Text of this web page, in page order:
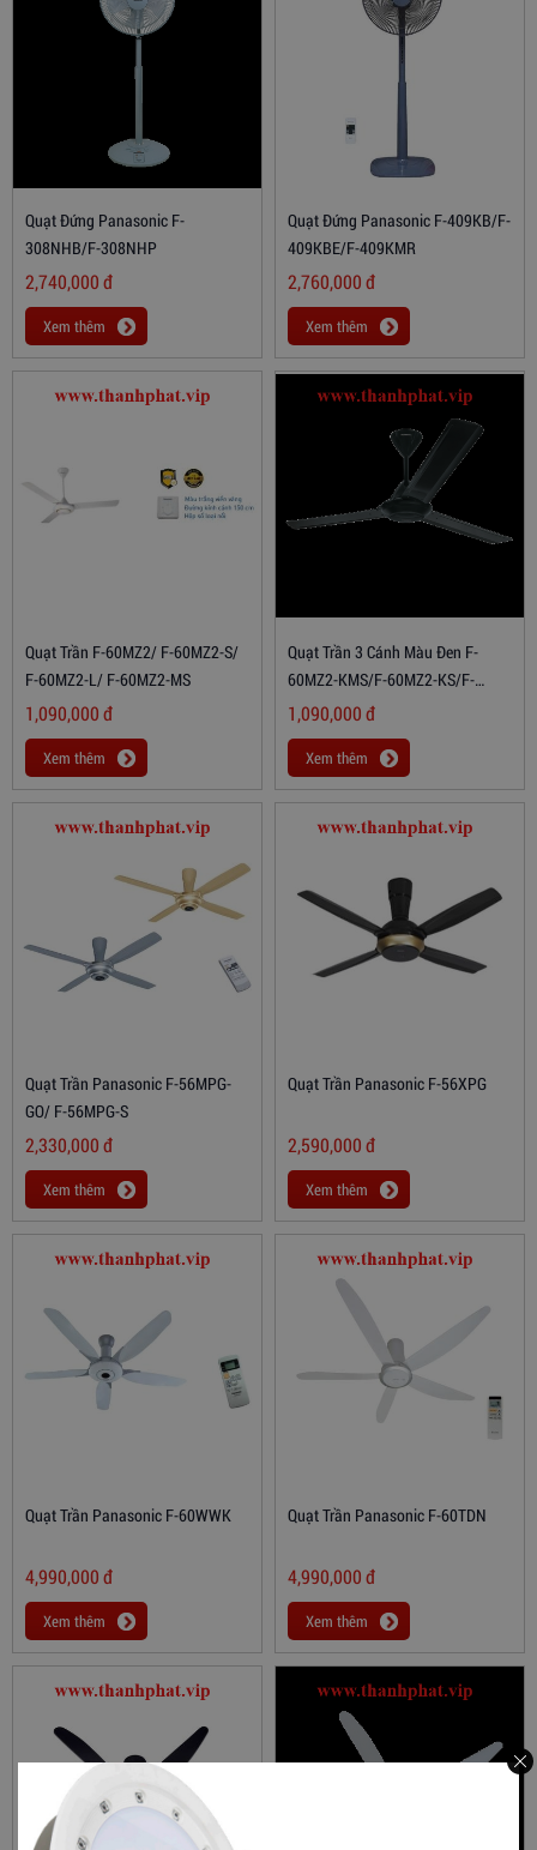
Quạt Đứng Panasonic F-
308NHB/F-308NHP
2,740,000đ
Xem thêm
Quạt Đứng Panasonic F-409KB/F-
409KBE/F-409KMR
2,760,000đ
Xem thêm
Quạt Trần F-60MZ2/ F-60MZ2-S/
F-60MZ2-L/ F-60MZ2-MS
1,090,000đ
Xem thêm
Quạt Trần 3 Cánh Màu Đen F-
60MZ2-KMS/F-60MZ2-KS/F-
60MZ2-K/F-60MZ2-KL
1,090,000đ
Xem thêm
Quạt Trần Panasonic F-56MPG-
GO/ F-56MPG-S
2,330,000đ
Xem thêm
Quạt Trần Panasonic F-56XPG
2,590,000đ
Xem thêm
Quạt Trần Panasonic F-60WWK
4,990,000đ
Xem thêm
Quạt Trần Panasonic F-60TDN
4,990,000đ
Xem thêm